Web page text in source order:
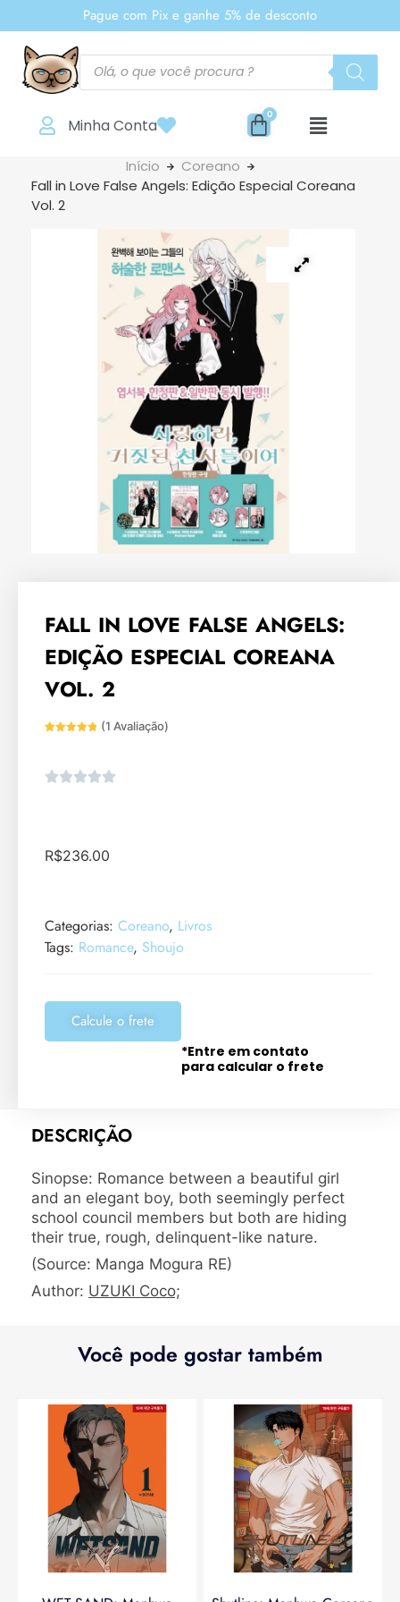
Pague com Pix e ganhe 5% de desconto
Minha Conta
Início
Coreano
Fall in Love False Angels: Edição Especial Coreana
Vol. 2
FALL IN LOVE FALSE ANGELS:
EDIÇÃO ESPECIAL COREANA
VOL. 2
baseado
em
(1 Avaliação)
R$236.00
Categorias: Coreano, Livros
Tags: Romance, Shoujo
Calcule o frete
*Entre em contato
para calcular o frete
DESCRIÇÃO
Sinopse: Romance between a beautiful girl
and an elegant boy, both seemingly perfect
school council members but both are hiding
their true, rough, delinquent-like nature.
(Source: Manga Mogura RE)
Author: UZUKI Coco;
Você pode gostar também